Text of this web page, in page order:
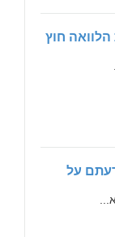
הלוואה חוץ
שלא ידעתם על